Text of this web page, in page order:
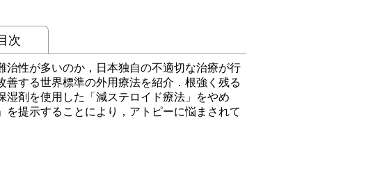
次
性が多いのか，日本独自の不適切な治療が行
する世界標準の外用療法を紹介．根強く残る
剤を使用した「減ステロイド療法」をやめ
提示することにより，アトピーに悩まされて